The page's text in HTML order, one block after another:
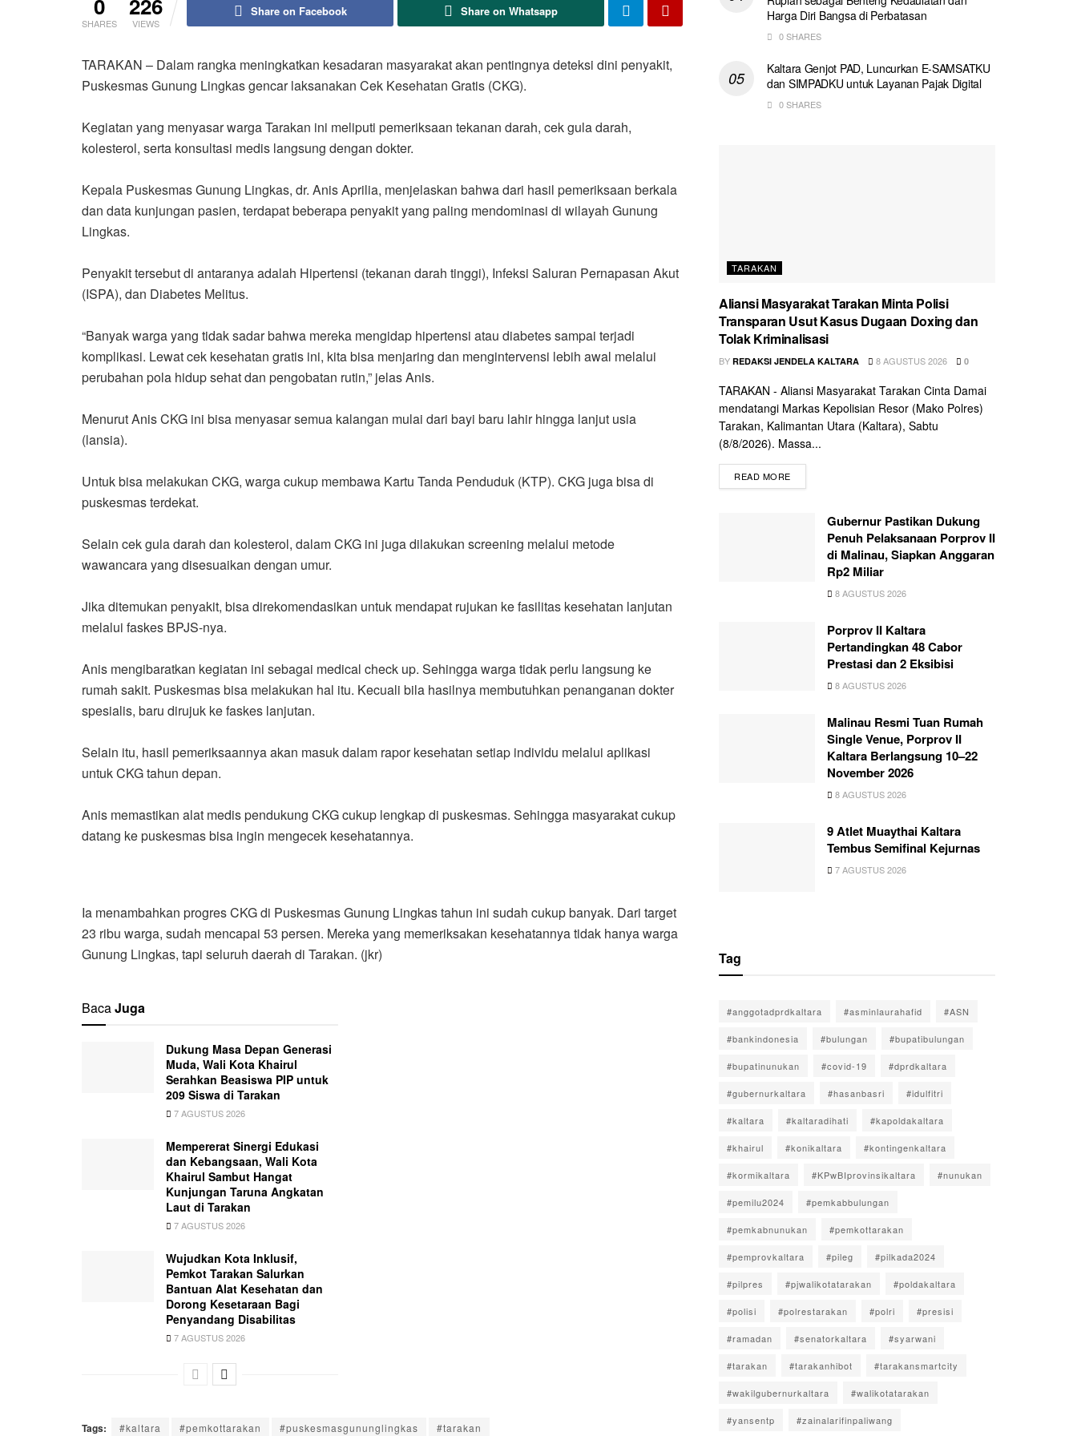
SHARES VIEWS
Share on Facebook Share on Whatsapp
TARAKAN – Dalam rangka meningkatkan kesadaran masyarakat akan pentingnya deteksi dini penyakit,
Puskesmas Gunung Lingkas gencar laksanakan Cek Kesehatan Gratis (CKG).
Kegiatan yang menyasar warga Tarakan ini meliputi pemeriksaan tekanan darah, cek gula darah,
kolesterol, serta konsultasi medis langsung dengan dokter.
Kepala Puskesmas Gunung Lingkas, dr. Anis Aprilia, menjelaskan bahwa dari hasil pemeriksaan berkala
dan data kunjungan pasien, terdapat beberapa penyakit yang paling mendominasi di wilayah Gunung
Lingkas.
Penyakit tersebut di antaranya adalah Hipertensi (tekanan darah tinggi), Infeksi Saluran Pernapasan Akut
(ISPA), dan Diabetes Melitus.
“Banyak warga yang tidak sadar bahwa mereka mengidap hipertensi atau diabetes sampai terjadi
komplikasi. Lewat cek kesehatan gratis ini, kita bisa menjaring dan mengintervensi lebih awal melalui
perubahan pola hidup sehat dan pengobatan rutin,” jelas Anis.
Menurut Anis CKG ini bisa menyasar semua kalangan mulai dari bayi baru lahir hingga lanjut usia
(lansia).
Untuk bisa melakukan CKG, warga cukup membawa Kartu Tanda Penduduk (KTP). CKG juga bisa di
puskesmas terdekat.
Selain cek gula darah dan kolesterol, dalam CKG ini juga dilakukan screening melalui metode
wawancara yang disesuaikan dengan umur.
Jika ditemukan penyakit, bisa direkomendasikan untuk mendapat rujukan ke fasilitas kesehatan lanjutan
melalui faskes BPJS-nya.
Anis mengibaratkan kegiatan ini sebagai medical check up. Sehingga warga tidak perlu langsung ke
rumah sakit. Puskesmas bisa melakukan hal itu. Kecuali bila hasilnya membutuhkan penanganan dokter
spesialis, baru dirujuk ke faskes lanjutan.
Selain itu, hasil pemeriksaannya akan masuk dalam rapor kesehatan setiap individu melalui aplikasi
untuk CKG tahun depan.
Anis memastikan alat medis pendukung CKG cukup lengkap di puskesmas. Sehingga masyarakat cukup
datang ke puskesmas bisa ingin mengecek kesehatannya.
Ia menambahkan progres CKG di Puskesmas Gunung Lingkas tahun ini sudah cukup banyak. Dari target
23 ribu warga, sudah mencapai 53 persen. Mereka yang memeriksakan kesehatannya tidak hanya warga
Gunung Lingkas, tapi seluruh daerah di Tarakan. (jkr)
BacaJuga
Dukung Masa Depan Generasi
Muda, Wali Kota Khairul
Serahkan Beasiswa PIP untuk
209 Siswa di Tarakan
7 AGUSTUS 2026
Mempererat Sinergi Edukasi
dan Kebangsaan, Wali Kota
Khairul Sambut Hangat
Kunjungan Taruna Angkatan
Laut di Tarakan
7 AGUSTUS 2026
Wujudkan Kota Inklusif,
Pemkot Tarakan Salurkan
Bantuan Alat Kesehatan dan
Dorong Kesetaraan Bagi
Penyandang Disabilitas
7 AGUSTUS 2026
Tags: #kaltara #pemkottarakan #puskesmasgununglingkas #tarakan
Harga Diri Bangsa di Perbatasan
0 SHARES
Kaltara Genjot PAD, Luncurkan E-SAMSATKU
dan SIMPADKU untuk Layanan Pajak Digital
0 SHARES
TARAKAN
Aliansi Masyarakat Tarakan Minta Polisi
Transparan Usut Kasus Dugaan Doxing dan
Tolak Kriminalisasi
BY REDAKSI JENDELA KALTARA 8 AGUSTUS 2026 0
TARAKAN - Aliansi Masyarakat Tarakan Cinta Damai
mendatangi Markas Kepolisian Resor (Mako Polres)
Tarakan, Kalimantan Utara (Kaltara), Sabtu
(8/8/2026). Massa...
READ MORE
Gubernur Pastikan Dukung
Penuh Pelaksanaan Porprov II
di Malinau, Siapkan Anggaran
Rp2 Miliar
8 AGUSTUS 2026
Porprov II Kaltara
Pertandingkan 48 Cabor
Prestasi dan 2 Eksibisi
8 AGUSTUS 2026
Malinau Resmi Tuan Rumah
Single Venue, Porprov II
Kaltara Berlangsung 10–22
November 2026
8 AGUSTUS 2026
9 Atlet Muaythai Kaltara
Tembus Semifinal Kejurnas
7 AGUSTUS 2026
Tag
#anggotadprdkaltara #asminlaurahafid #ASN
#bankindonesia #bulungan #bupatibulungan
#bupatinunukan #covid-19 #dprdkaltara
#gubernurkaltara #hasanbasri #idulfitri
#kaltara #kaltaradihati #kapoldakaltara
#khairul #konikaltara #kontingenkaltara
#kormikaltara #KPwBIprovinsikaltara #nunukan
#pemilu2024 #pemkabbulungan
#pemkabnunukan #pemkottarakan
#pemprovkaltara #pileg #pilkada2024
#pilpres #pjwalikotatarakan #poldakaltara
#polisi #polrestarakan #polri #presisi
#ramadan #senatorkaltara #syarwani
#tarakan #tarakanhibot #tarakansmartcity
#wakilgubernurkaltara #walikotatarakan
#yansentp #zainalarifinpaliwang